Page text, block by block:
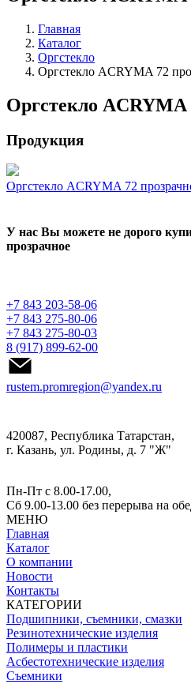
Главная
Каталог
Оргстекло
Оргстекло ACRYMA 72
Оргстекло ACRYMA
Продукция
Оргстекло ACRYMA 72
У нас Вы можете не дорого
прозрачное
+7 843 203-58-06
+7 843 275-80-06
+7 843 275-80-03
8 (917) 899-62-00
rustem.promregion@yandex.ru
420087, Республика Татарстан,
г. Казань, ул. Родины, д. 7 "Ж"
Пн-Пт с 8.00-17.00,
Сб 9.00-13.00 без перерыва на
МЕНЮ
Главная
Каталог
О компании
Новости
Контакты
КАТЕГОРИИ
Подшипники, съемники, смазки
Резинотехнические изделия
Полимеры и пластики
Асбестотехнические изделия
Съемники